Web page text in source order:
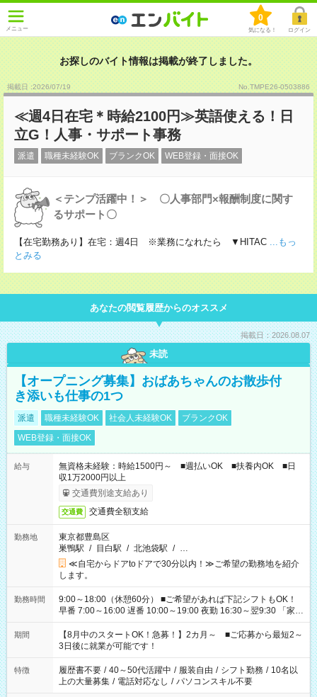
メニュー
0
気になる！ ログイン
お探しのバイト情報は掲載が終了しました。
掲載日 :2026/07/19 No.TMPE26-0503886
≪週4日在宅＊時給2100円≫英語使える！日
立G！人事・サポート事務
派遣 職種未経験OK ブランクOK WEB登録・面接OK
＜テンプ活躍中！＞ 〇人事部門×報酬制度に関す
るサポート〇
【在宅勤務あり】在宅：週4日 ※業務になれたら ▼HITAC ...もっ
とみる
あなたの閲覧履歴からのオススメ
掲載日：2026.08.07
未読
【オープニング募集】おばあちゃんのお散歩付
き添いも仕事の1つ
派遣 職種未経験OK 社会人未経験OK
ブランクOK
WEB登録・面接OK
給与
無資格未経験：時給1500円～ ■週払いOK ■扶養内OK ■日
収1万2000円以上
交通費別途支給あり
交通費 交通費全額支給
勤務地
東京都豊島区
巣鴨駅 / 目白駅 / 北池袋駅 / …
≪自宅からドアtoドアで30分以内！≫ご希望の勤務地を紹介
します。
勤務時間
9:00～18:00（休憩60分） ■ご希望があれば下記シフトもOK！
早番 7:00～16:00 遅番 10:00～19:00 夜勤 16:30～翌9:30 「家族
と休みを合わせたい」 「余裕を持って夕飯の準備がしたい」
「できれば残業はしたくない」 など、ご希望を教えてください
ね。 ※Wワーク希望の方へ 今ご覧のお仕事で希望する勤務時間
と、もう1つのお仕事の勤務時間。 合計で週40時間を超える場
合は応募できません。
期間
【8月中のスタートOK！急募！】2カ月～ ■ご応募から最短2～
3日後に就業が可能です！
特徴 履歴書不要 / 40～50代活躍中 / 服装自由 / シフト勤務 / 10名以
上の大量募集 / 電話対応なし / パソコンスキル不要